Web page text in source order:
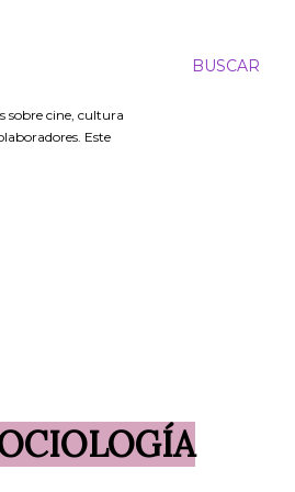
BUSCAR
sobre cine, cultura
Este